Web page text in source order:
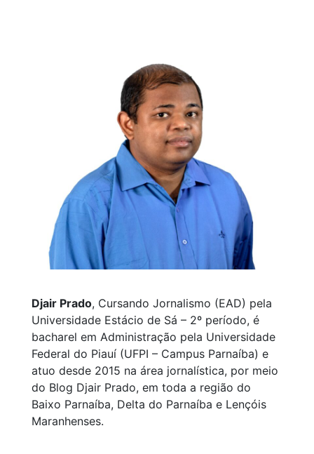
Djair Prado, Cursando Jornalismo (EAD) pela
Universidade Estácio de Sá – 2º período, é
bacharel em Administração pela Universidade
Federal do Piauí (UFPI – Campus Parnaíba) e
atuo desde 2015 na área jornalística, por meio
do Blog Djair Prado, em toda a região do
Baixo Parnaíba, Delta do Parnaíba e Lençóis
Maranhenses.